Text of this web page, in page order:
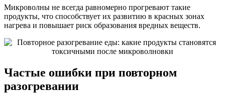
Микроволны не всегда равномерно прогревают такие
продукты, что способствует их развитию в красных зонах
нагрева и повышает риск образования вредных веществ.
Частые ошибки при повторном
разогревании